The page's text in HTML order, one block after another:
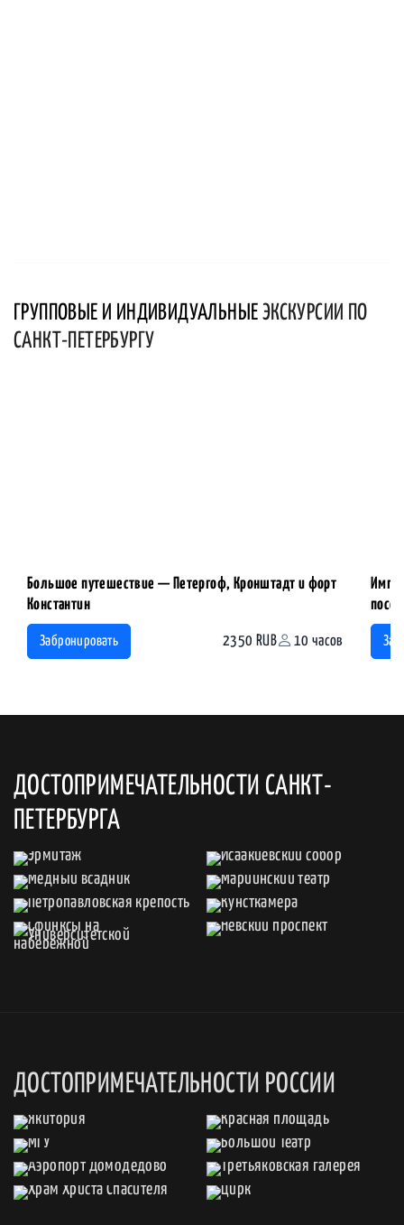
ГРУППОВЫЕ И ИНДИВИДУАЛЬНЫЕ ЭКСКУРСИИ ПО
САНКТ-ПЕТЕРБУРГУ
Большое путешествие — Петергоф, Кронштадт и форт
Константин
Забронировать 2350 RUB 10 часов
ДОСТОПРИМЕЧАТЕЛЬНОСТИ САНКТ-
ПЕТЕРБУРГА
ДОСТОПРИМЕЧАТЕЛЬНОСТИ РОССИИ